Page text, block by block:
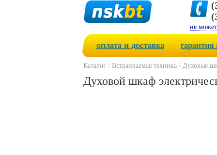
не
оплата и доставка гарантия
Каталог / Встраиваемая техника / Духовые
Духовой шкаф